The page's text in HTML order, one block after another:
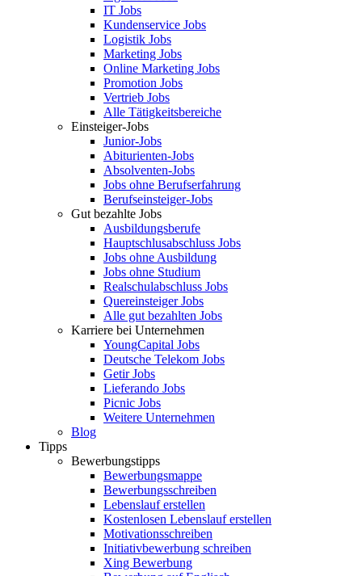
IT Jobs
Kundenservice Jobs
Logistik Jobs
Marketing Jobs
Online Marketing Jobs
Promotion Jobs
Vertrieb Jobs
Alle Tätigkeitsbereiche
Einsteiger-Jobs
Junior-Jobs
Abiturienten-Jobs
Absolventen-Jobs
Jobs ohne Berufserfahrung
Berufseinsteiger-Jobs
Gut bezahlte Jobs
Ausbildungsberufe
Hauptschlusabschluss Jobs
Jobs ohne Ausbildung
Jobs ohne Studium
Realschulabschluss Jobs
Quereinsteiger Jobs
Alle gut bezahlten Jobs
Karriere bei Unternehmen
YoungCapital Jobs
Deutsche Telekom Jobs
Getir Jobs
Lieferando Jobs
Picnic Jobs
Weitere Unternehmen
Blog
Tipps
Bewerbungstipps
Bewerbungsmappe
Bewerbungsschreiben
Lebenslauf erstellen
Kostenlosen Lebenslauf erstellen
Motivationsschreiben
Initiativbewerbung schreiben
Xing Bewerbung